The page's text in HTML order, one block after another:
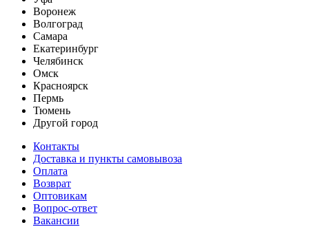
Воронеж
Волгоград
Самара
Екатеринбург
Челябинск
Омск
Красноярск
Пермь
Тюмень
Другой город
Контакты
Доставка и пункты самовывоза
Оплата
Возврат
Оптовикам
Вопрос-ответ
Вакансии